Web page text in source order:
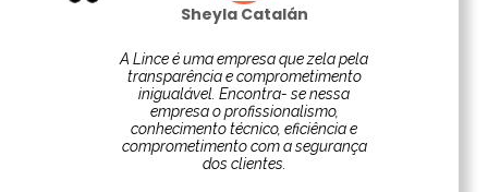
Sheyla Catalán
A Lince é uma empresa que zela pela
transparência e comprometimento
inigualável. Encontra- se nessa
empresa o profissionalismo,
conhecimento técnico, eficiência e
comprometimento com a segurança
dos clientes.